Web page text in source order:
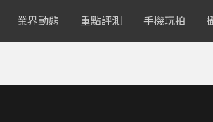
業界動態 重點評測 手機玩拍